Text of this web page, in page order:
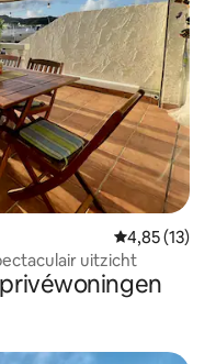
Gemiddelde
4,85 (13)
uitzicht